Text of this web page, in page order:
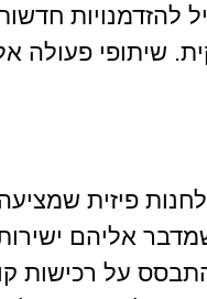
להזדמנויות
שיתופי פעולה
פיזית
אליהם
על רכישות